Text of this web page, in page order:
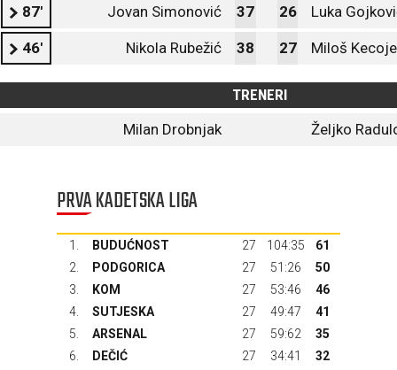
87' Jovan Simonović 37 26 Luka
46' Nikola Rubežić 38 27 Miloš
TRENERI
Milan Drobnjak
Željko
PRVA KADETSKA LIGA
1. BUDUĆNOST 27 104:35
61
2.
PODGORICA 27 51:26
50
3.
KOM 27 53:46
46
4.
SUTJESKA 27 49:47
41
5.
ARSENAL 27 59:62
35
6.
DEČIĆ 27 34:41
32